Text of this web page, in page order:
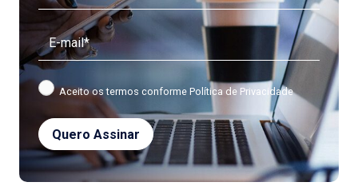
Aceito os termos conforme Política de Privacidade